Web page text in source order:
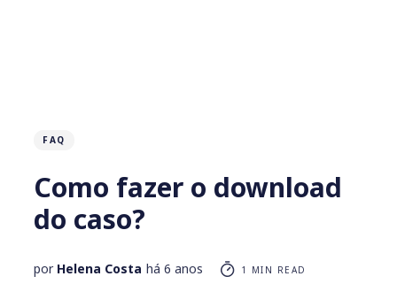
FAQ
Como fazer o download
do caso?
por Helena Costa há 6 anos 1 MIN READ